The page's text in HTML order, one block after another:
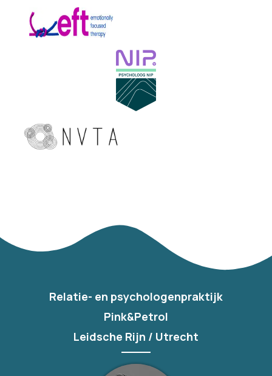
Relatie- en psychologenpraktijk
Pink&Petrol
Leidsche Rijn / Utrecht